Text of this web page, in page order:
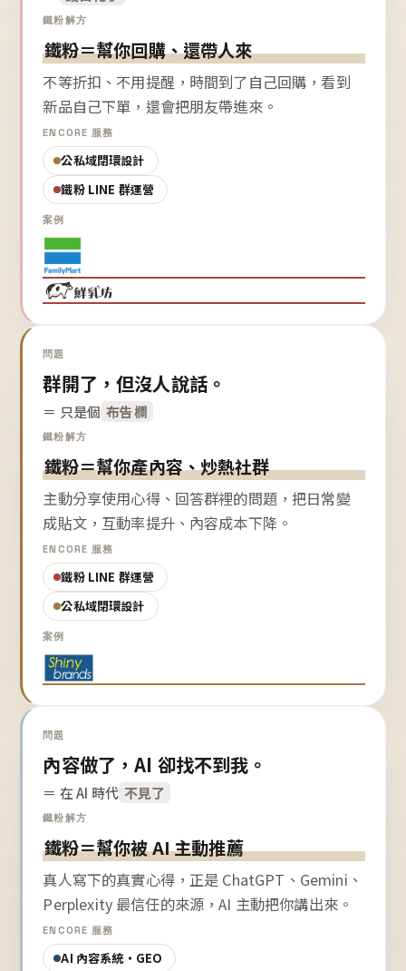
鐵粉解方
鐵粉＝幫你回購、還帶人來
不等折扣、不用提醒，時間到了自己回購，看到
新品自己下單，還會把朋友帶進來。
ENCORE 服務
公私域閉環設計
鐵粉 LINE 群運營
案例
問題
群開了，但沒人說話。
＝ 只是個 布告欄
鐵粉解方
鐵粉＝幫你產內容、炒熱社群
主動分享使用心得、回答群裡的問題，把日常變
成貼文，互動率提升、內容成本下降。
ENCORE 服務
鐵粉 LINE 群運營
公私域閉環設計
案例
問題
內容做了，AI 卻找不到我。
＝ 在 AI 時代 不見了
鐵粉解方
鐵粉＝幫你被 AI 主動推薦
真人寫下的真實心得，正是 ChatGPT、Gemini、
Perplexity 最信任的來源，AI 主動把你講出來。
ENCORE 服務
AI 內容系統・GEO